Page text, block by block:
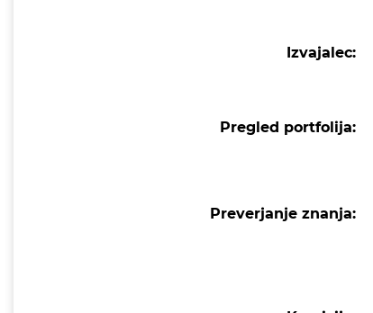
Izvajalec:
Pregled portfolija:
Preverjanje znanja: